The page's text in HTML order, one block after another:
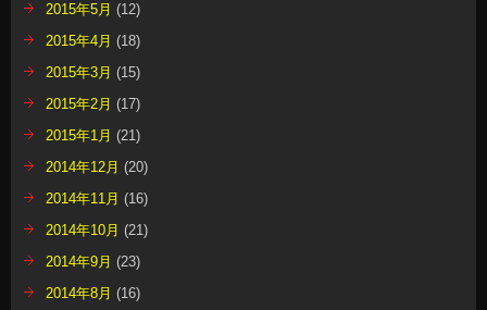
2015年5月 (12)
2015年4月 (18)
2015年3月 (15)
2015年2月 (17)
2015年1月 (21)
2014年12月 (20)
2014年11月 (16)
2014年10月 (21)
2014年9月 (23)
2014年8月 (16)